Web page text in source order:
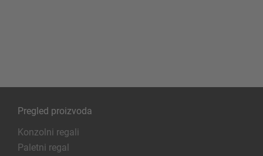
Pregled proizvoda
Konzolni regali
Paletni regal